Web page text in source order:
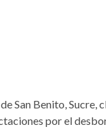
San Benito,
por el